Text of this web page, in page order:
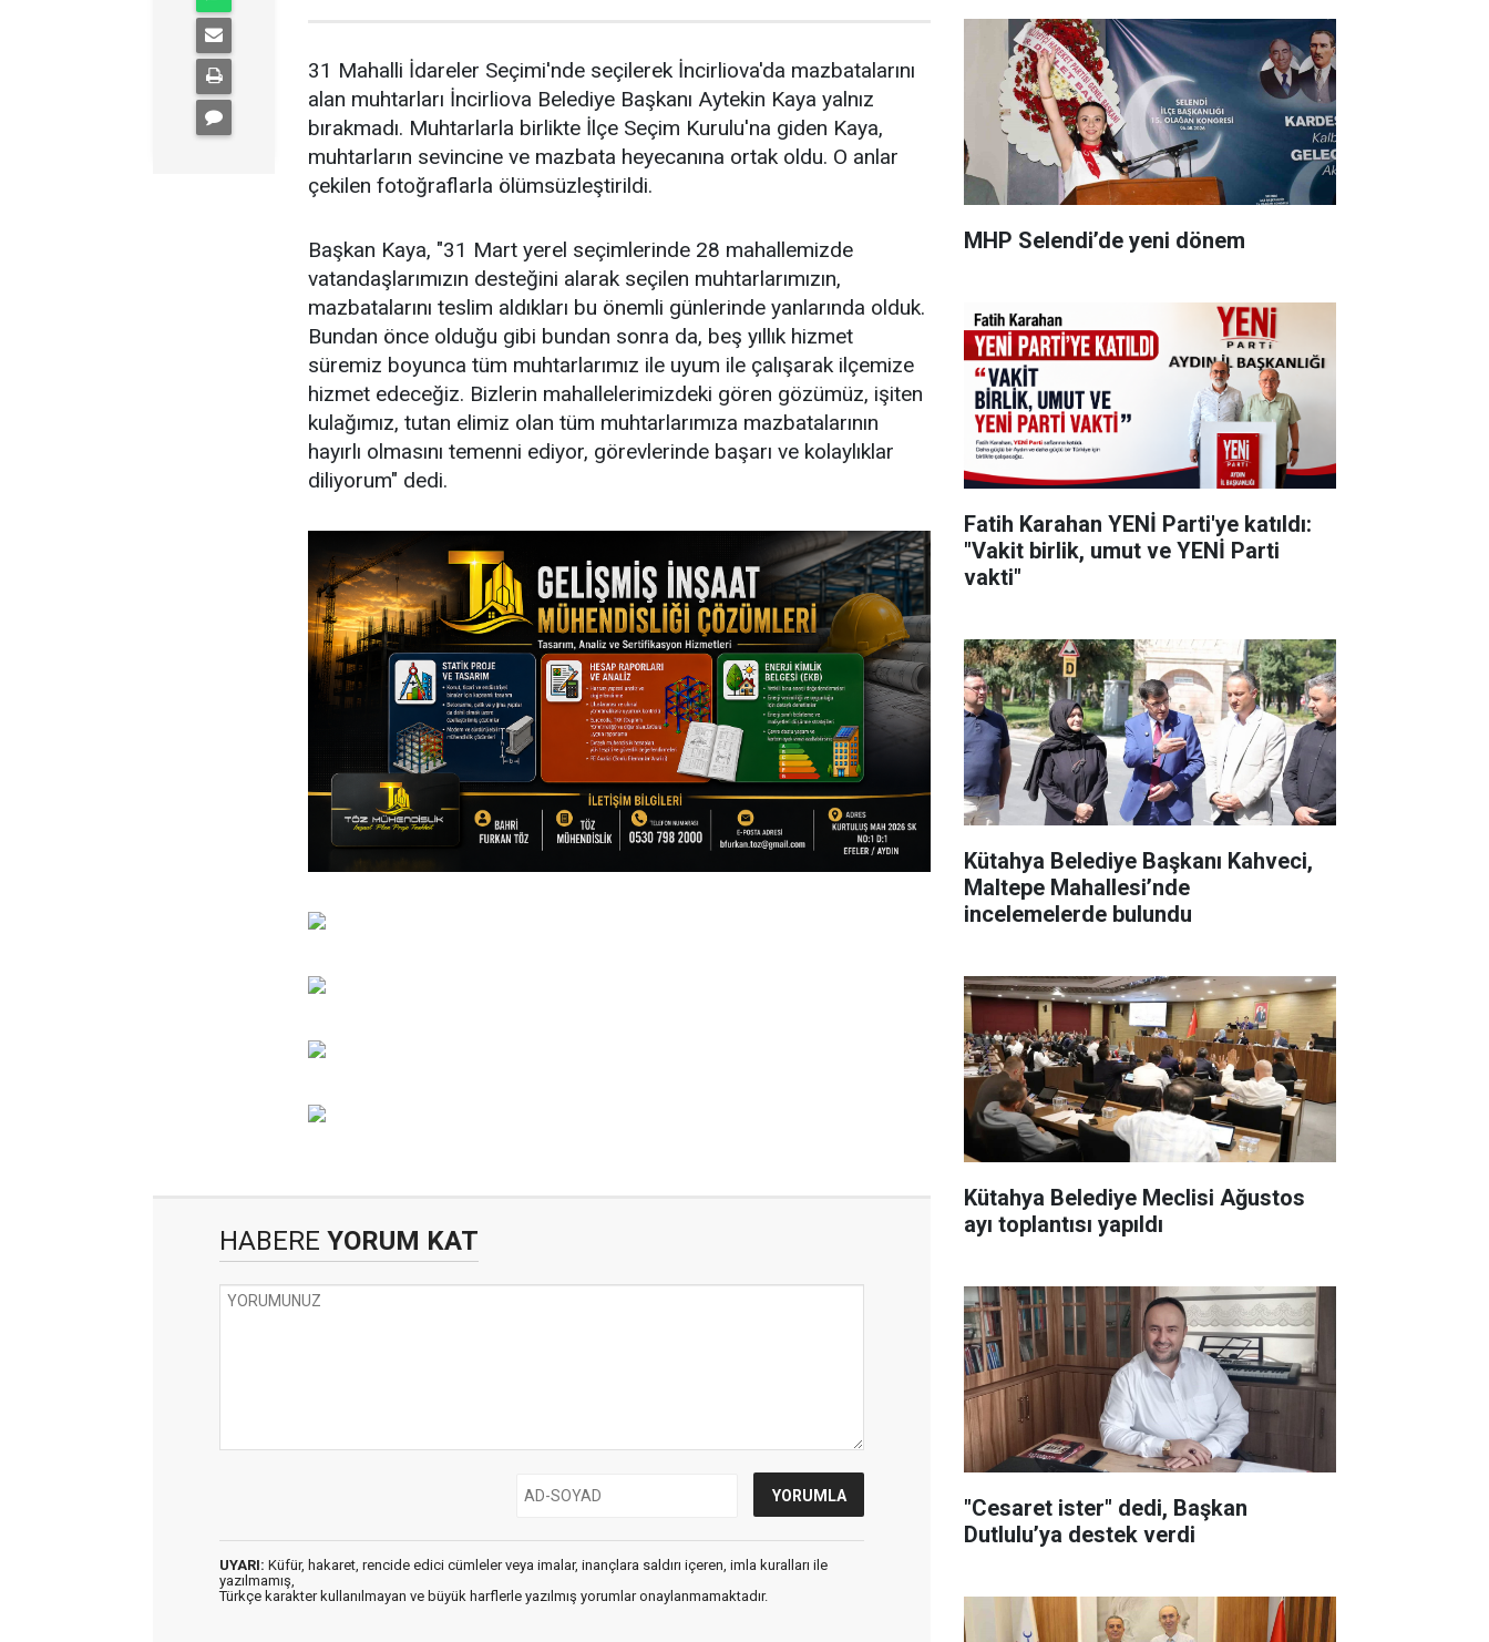
31 Mahalli İdareler Seçimi'nde seçilerek İncirliova'da mazbatalarını
alan muhtarları İncirliova Belediye Başkanı Aytekin Kaya yalnız
bırakmadı. Muhtarlarla birlikte İlçe Seçim Kurulu'na giden Kaya,
muhtarların sevincine ve mazbata heyecanına ortak oldu. O anlar
çekilen fotoğraflarla ölümsüzleştirildi.
Başkan Kaya, "31 Mart yerel seçimlerinde 28 mahallemizde
vatandaşlarımızın desteğini alarak seçilen muhtarlarımızın,
mazbatalarını teslim aldıkları bu önemli günlerinde yanlarında olduk.
Bundan önce olduğu gibi bundan sonra da, beş yıllık hizmet
süremiz boyunca tüm muhtarlarımız ile uyum ile çalışarak ilçemize
hizmet edeceğiz. Bizlerin mahallelerimizdeki gören gözümüz, işiten
kulağımız, tutan elimiz olan tüm muhtarlarımıza mazbatalarının
hayırlı olmasını temenni ediyor, görevlerinde başarı ve kolaylıklar
diliyorum" dedi.
HABERE YORUM KAT
UYARI: Küfür, hakaret, rencide edici cümleler veya imalar, inançlara saldırı içeren, imla kuralları ile
yazılmamış,
Türkçe karakter kullanılmayan ve büyük harflerle yazılmış yorumlar onaylanmamaktadır.
MHP Selendi’de yeni dönem
Fatih Karahan YENİ Parti'ye katıldı:
"Vakit birlik, umut ve YENİ Parti
vakti"
Kütahya Belediye Başkanı Kahveci,
Maltepe Mahallesi’nde
incelemelerde bulundu
Kütahya Belediye Meclisi Ağustos
ayı toplantısı yapıldı
"Cesaret ister" dedi, Başkan
Dutlulu’ya destek verdi